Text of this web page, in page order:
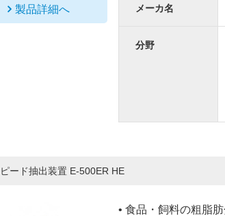
製品詳細へ メーカ名
分野
ード抽出装置 E-500ER HE
• 食品・飼料の粗脂